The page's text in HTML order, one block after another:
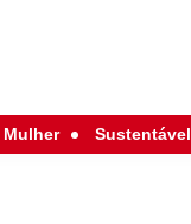
Mulher Sustentável